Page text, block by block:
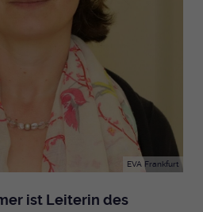
EVA Frankfurt
ist Leiterin des